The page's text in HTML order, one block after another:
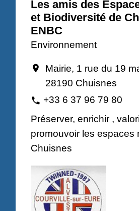
Les amis des
et Biodiversité de
ENBC
Environnement
location_on
Mairie, 1 rue du 19
28190 Chuisnes
phone +33 6 37 96 79 80
Préserver, enrichir ,
promouvoir les espaces
Chuisnes